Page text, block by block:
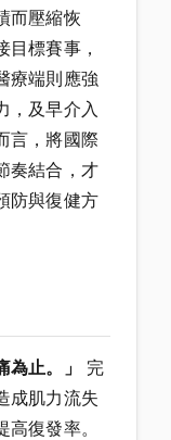
而壓縮恢
標賽事，
療端則應強
，及早介入
言，將國際
奏結合，才
防與復健方
止。」
完
成肌力流失
復發率。